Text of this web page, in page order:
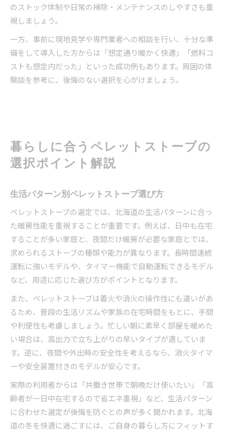
のストック体制や日常の掃除・メンテナンスのしやすさも重
視しましょう。
一方、事前に現地見学や専門業者への相談を行い、十分な準
備をして導入した方からは「想定通り暖かく快適」「燃料コ
ストも想定内だった」といった成功例もあります。周囲の体
験談を参考に、後悔のない選択を心がけましょう。
暮らしに合うペレットストーブの
選択ポイント解説
生活パターン別ペレットストーブ選び方
ペレットストーブの選定では、北海道の生活パターンに合っ
た暖房性能を重視することが重要です。例えば、日中も在宅
することが多い家庭と、夜間だけ暖房が必要な家庭とでは、
求められるストーブの種類や能力が異なります。長時間連続
運転に強いモデルや、タイマー機能で自動運転できるモデル
など、用途に応じた選び方がポイントとなります。
また、ペレットストーブは着火や消火の操作性にも違いがあ
るため、普段の生活リズムや家族の在宅時間をもとに、手間
や利便性も考慮しましょう。忙しい朝に素早く部屋を暖めた
い場合は、高出力で立ち上がりの早いタイプが適していま
す。逆に、夜間や外出時の安全性を考えるなら、消火タイマ
ーや安全装置付きのモデルが安心です。
実際の利用者からは「共働き世帯で朝晩だけ使いたい」「高
齢者が一日中在宅するので省エネ重視」など、生活パターン
に合わせた選定が後悔を防ぐとの声が多く聞かれます。北海
道の冬を快適に過ごすには、ご自身の暮らし方にフィットす